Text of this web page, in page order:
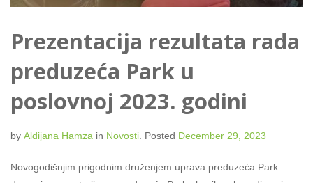
Prezentacija rezultata rada
preduzeća Park u
poslovnoj 2023. godini
by Aldijana Hamza in Novosti Posted December 29, 2023
Novogodišnjim prigodnim druženjem uprava preduzeća Park